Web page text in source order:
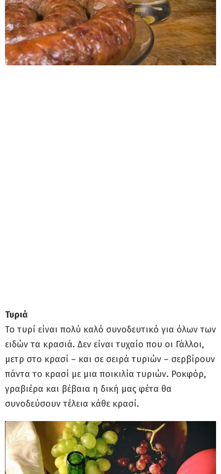
Τυριά
To τυρί είναι πολύ καλό συνοδευτικό για όλων των
ειδών τα κρασιά. Δεν είναι τυχαίο που οι Γάλλοι,
μετρ στο κρασί – και σε σειρά τυριών – σερβίρουν
πάντα το κρασί με μια ποικιλία τυριών. Ροκφόρ,
γραβιέρα και βέβαια η δική μας φέτα θα
συνοδεύσουν τέλεια κάθε κρασί.